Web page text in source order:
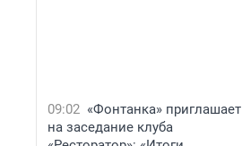
09:02 «Фонтанка» приглашает
на заседание клуба